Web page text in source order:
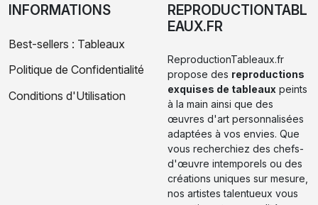
INFORMATIONS
Best-sellers : Tableaux
Politique de Confidentialité
Conditions d'Utilisation
REPRODUCTIONTABL
EAUX.FR
ReproductionTableaux.fr
propose des reproductions
exquises de tableaux peints
à la main ainsi que des
œuvres d'art personnalisées
adaptées à vos envies. Que
vous recherchiez des chefs-
d'œuvre intemporels ou des
créations uniques sur mesure,
nos artistes talentueux vous